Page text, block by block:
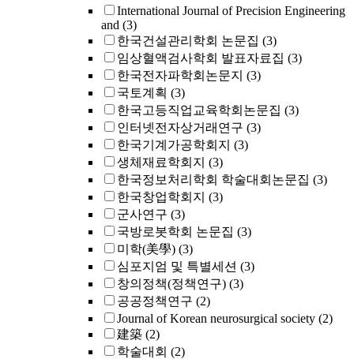
International Journal of Precision Engineering
and (3)
한국건설관리학회 논문집 (3)
임상혈액검사학회 발표자료집 (3)
한국전자파학회논문지 (3)
국토계획 (3)
한국고등직업교육학회논문집 (3)
인터넷전자상거래연구 (3)
한국기계가공학회지 (3)
생체재료학회지 (3)
한국정보처리학회 학술대회논문집 (3)
한국창업학회지 (3)
군사연구 (3)
국방로봇학회 논문집 (3)
미학(美學) (3)
심포지엄 및 특별세션 (3)
창의정책(정책연구) (3)
공공정책연구 (2)
Journal of Korean neurosurgical society (2)
建築 (2)
학술대회 (2)